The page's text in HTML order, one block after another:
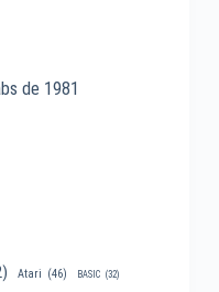
de 1981
Atari (46) BASIC (32)